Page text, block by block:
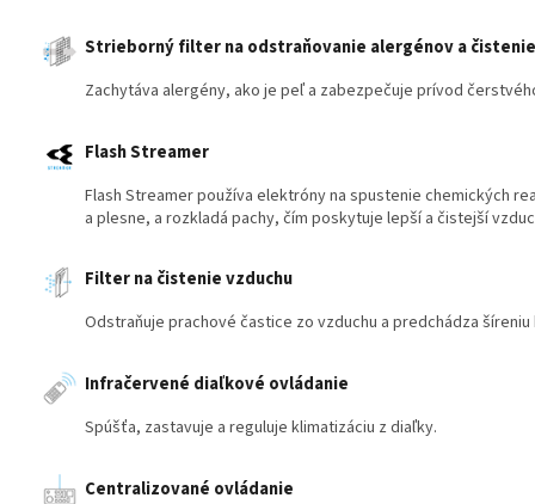
Strieborný filter na odstraňovanie alergénov a
Zachytáva alergény, ako je peľ a zabezpečuje prívod
Flash Streamer
Flash Streamer používa elektróny na spustenie chemických
a plesne, a rozkladá pachy, čím poskytuje lepší a čistejší
Filter na čistenie vzduchu
Odstraňuje prachové častice zo vzduchu a predchádza
Infračervené diaľkové ovládanie
Spúšťa, zastavuje a reguluje klimatizáciu z diaľky.
Centralizované ovládanie